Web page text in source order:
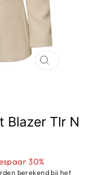
SLUIT
Blazer Tlr N
30%
berekend bij het